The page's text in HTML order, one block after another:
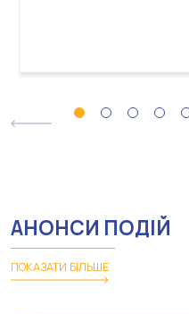
АНОНСИ ПОДІЙ
ПОКАЗАТИ БІЛЬШЕ